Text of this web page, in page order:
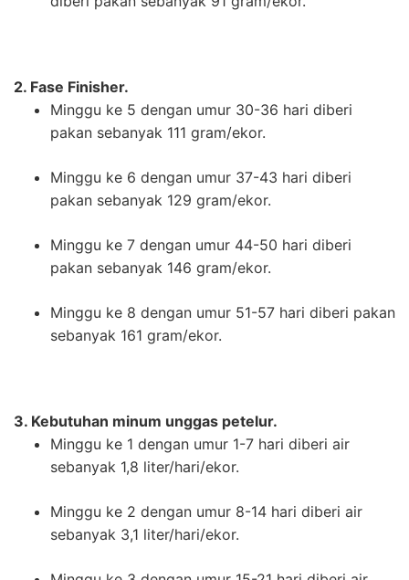
2. Fase Finisher.
Minggu ke 5 dengan umur 30-36 hari diberi
pakan sebanyak 111 gram/ekor.
Minggu ke 6 dengan umur 37-43 hari diberi
pakan sebanyak 129 gram/ekor.
Minggu ke 7 dengan umur 44-50 hari diberi
pakan sebanyak 146 gram/ekor.
Minggu ke 8 dengan umur 51-57 hari diberi pakan
sebanyak 161 gram/ekor.
3. Kebutuhan minum unggas petelur.
Minggu ke 1 dengan umur 1-7 hari diberi air
sebanyak 1,8 liter/hari/ekor.
Minggu ke 2 dengan umur 8-14 hari diberi air
sebanyak 3,1 liter/hari/ekor.